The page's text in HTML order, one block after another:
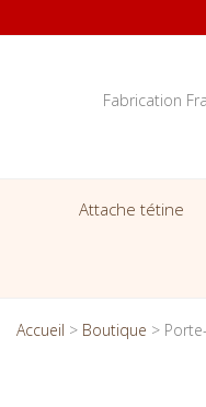
Fabrication
Attache tétine
Accueil > Boutique >